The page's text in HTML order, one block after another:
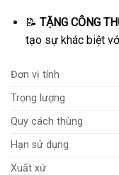
📝 TẶNG CÔNG
tạo sự khác biệt
Đơn vị tính
Trọng lượng
Quy cách thùng
Hạn sử dụng
Xuất xứ